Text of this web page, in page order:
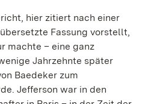
hier zitiert nach einer
Fassung vorstellt,
machte – eine ganz
Jahrzehnte später
Baedeker zum
Jefferson war in den